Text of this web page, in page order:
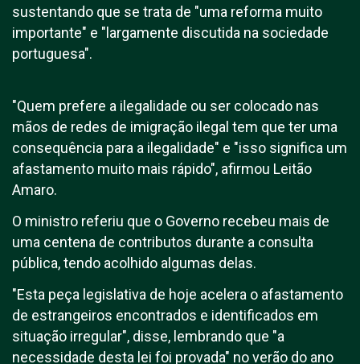
sustentando que se trata de "uma reforma muito
importante" e "largamente discutida na sociedade
portuguesa".
"Quem prefere a ilegalidade ou ser colocado nas
mãos de redes de imigração ilegal tem que ter uma
consequência para a ilegalidade" e "isso significa um
afastamento muito mais rápido", afirmou Leitão
Amaro.
O ministro referiu que o Governo recebeu mais de
uma centena de contributos durante a consulta
pública, tendo acolhido algumas delas.
"Esta peça legislativa de hoje acelera o afastamento
de estrangeiros encontrados e identificados em
situação irregular", disse, lembrando que "a
necessidade desta lei foi provada" no verão do ano